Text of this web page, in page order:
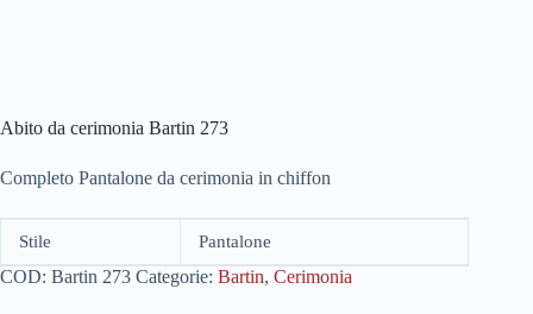
Abito da cerimonia Bartin 273
Completo Pantalone da cerimonia in chiffon
Stile Pantalone
COD: Bartin 273 Categorie: Bartin, Cerimonia